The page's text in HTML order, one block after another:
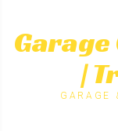
|
GARAGE